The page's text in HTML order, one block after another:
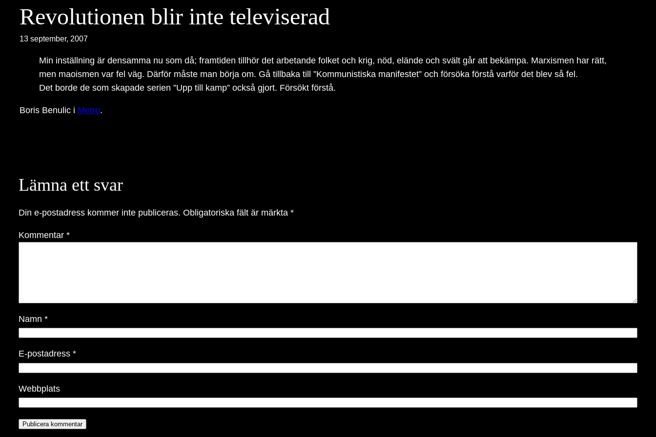
Revolutionen blir inte televiserad
13 september, 2007
Min inställning är densamma nu som då; framtiden tillhör det arbetande folket och krig, nöd, elände och svält går att bekämpa. Marxismen har rätt,
men maoismen var fel väg. Därför måste man börja om. Gå tillbaka till ”Kommunistiska manifestet” och försöka förstå varför det blev så fel.
Det borde de som skapade serien ”Upp till kamp” också gjort. Försökt förstå.
Boris Benulic i Metro.
Lämna ett svar
Din e-postadress kommer inte publiceras. Obligatoriska fält är märkta *
Kommentar *
Namn *
E-postadress *
Webbplats